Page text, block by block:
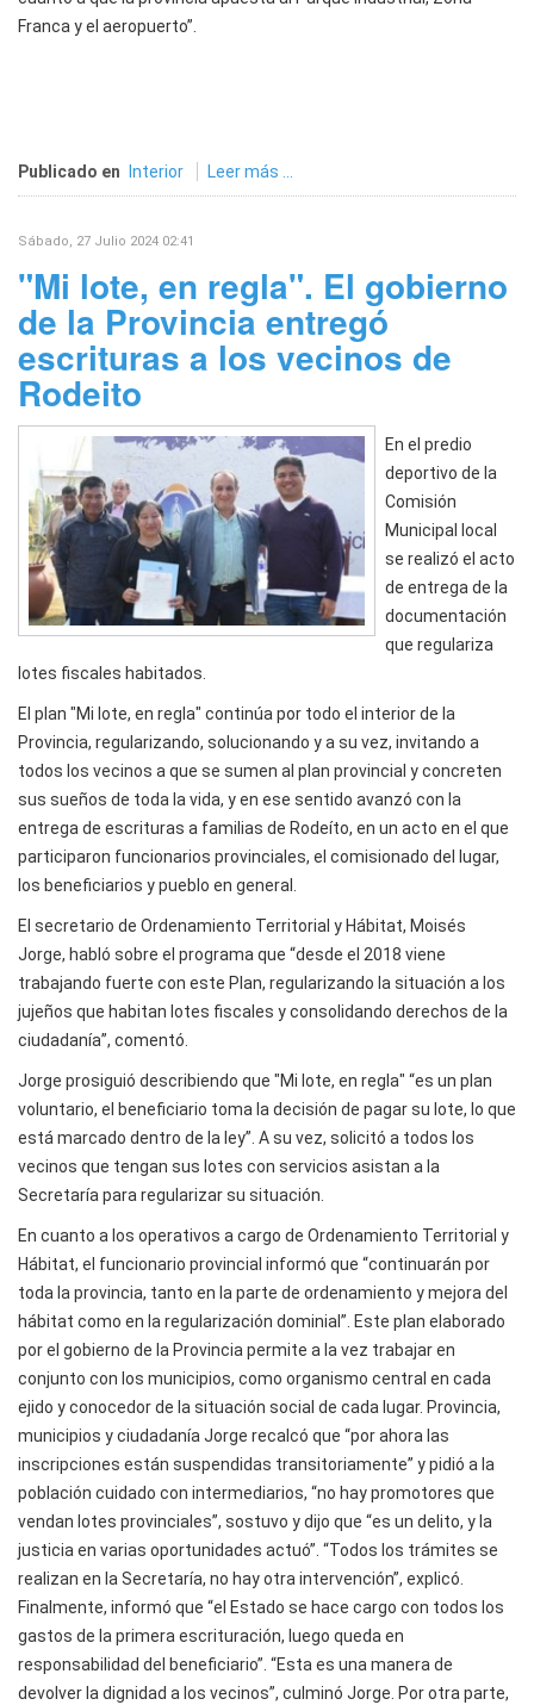
Franca y el aeropuerto”.
Publicado en Interior Leer más ...
Sábado, 27 Julio 2024 02:41
"Mi lote, en regla". El gobierno
de la Provincia entregó
escrituras a los vecinos de
Rodeito
En el predio
deportivo de la
Comisión
Municipal local
se realizó el acto
de entrega de la
documentación
que regulariza
lotes fiscales habitados.
El plan "Mi lote, en regla" continúa por todo el interior de la
Provincia, regularizando, solucionando y a su vez, invitando a
todos los vecinos a que se sumen al plan provincial y concreten
sus sueños de toda la vida, y en ese sentido avanzó con la
entrega de escrituras a familias de Rodeíto, en un acto en el que
participaron funcionarios provinciales, el comisionado del lugar,
los beneficiarios y pueblo en general.
El secretario de Ordenamiento Territorial y Hábitat, Moisés
Jorge, habló sobre el programa que “desde el 2018 viene
trabajando fuerte con este Plan, regularizando la situación a los
jujeños que habitan lotes fiscales y consolidando derechos de la
ciudadanía”, comentó.
Jorge prosiguió describiendo que "Mi lote, en regla" “es un plan
voluntario, el beneficiario toma la decisión de pagar su lote, lo que
está marcado dentro de la ley”. A su vez, solicitó a todos los
vecinos que tengan sus lotes con servicios asistan a la
Secretaría para regularizar su situación.
En cuanto a los operativos a cargo de Ordenamiento Territorial y
Hábitat, el funcionario provincial informó que “continuarán por
toda la provincia, tanto en la parte de ordenamiento y mejora del
hábitat como en la regularización dominial”. Este plan elaborado
por el gobierno de la Provincia permite a la vez trabajar en
conjunto con los municipios, como organismo central en cada
ejido y conocedor de la situación social de cada lugar. Provincia,
municipios y ciudadanía Jorge recalcó que “por ahora las
inscripciones están suspendidas transitoriamente” y pidió a la
población cuidado con intermediarios, “no hay promotores que
vendan lotes provinciales”, sostuvo y dijo que “es un delito, y la
justicia en varias oportunidades actuó”. “Todos los trámites se
realizan en la Secretaría, no hay otra intervención”, explicó.
Finalmente, informó que “el Estado se hace cargo con todos los
gastos de la primera escrituración, luego queda en
responsabilidad del beneficiario”. “Esta es una manera de
devolver la dignidad a los vecinos”, culminó Jorge. Por otra parte,